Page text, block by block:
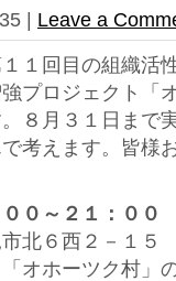
| Leave a
１回目の組織活
プロジェクト「
８月３１日まで
考えます。皆様
０～２１：００
北６西２－１
オホーツク村」